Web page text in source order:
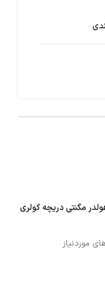
مگنتی دریچه کولری
موردنیاز